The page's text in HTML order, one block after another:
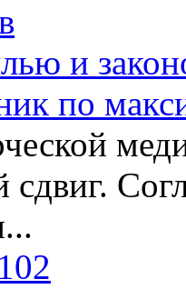
и
по
сдвиг.
102